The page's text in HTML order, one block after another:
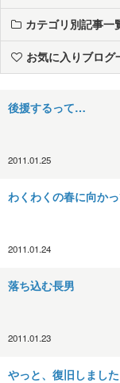
カテゴリ別記事一
お気に入りブログ
後援するって…
2011.01.25
わくわくの春に向か
2011.01.24
落ち込む長男
2011.01.23
やっと、復旧しました